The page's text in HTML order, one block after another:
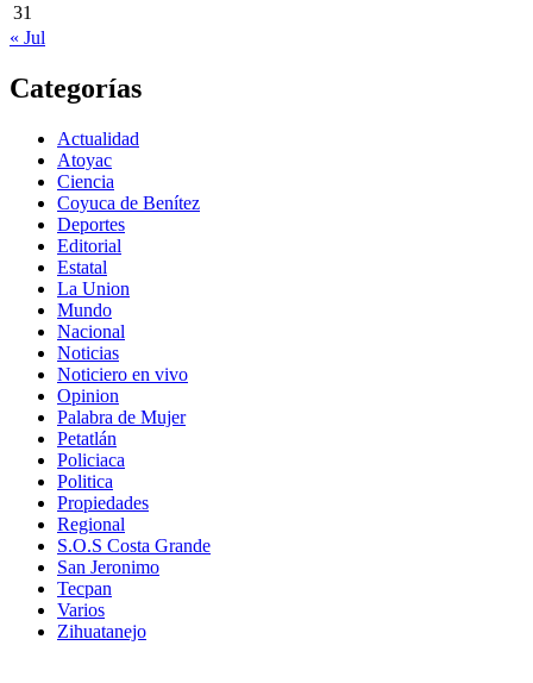
31
« Jul
Categorías
Actualidad
Atoyac
Ciencia
Coyuca de Benítez
Deportes
Editorial
Estatal
La Union
Mundo
Nacional
Noticias
Noticiero en vivo
Opinion
Palabra de Mujer
Petatlán
Policiaca
Politica
Propiedades
Regional
S.O.S Costa Grande
San Jeronimo
Tecpan
Varios
Zihuatanejo